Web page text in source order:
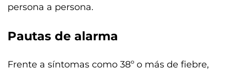
persona a persona.
Pautas de alarma
Frente a síntomas como 38º o más de fiebre,